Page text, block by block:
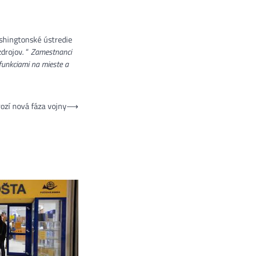
ústredie
“ Zamestnanci
na mieste a
nová fáza vojny⟶